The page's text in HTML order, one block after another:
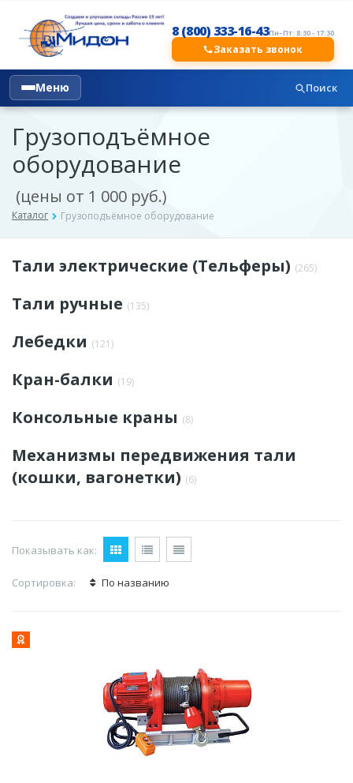
8 (800) 333-16-43Пн–Пт: 8:30 - 17:30
Заказать звонок
Меню Поиск
Грузоподъёмное
оборудование
(цены от 1 000 руб.)
Каталог Грузоподъёмное оборудование
Тали электрические (Тельферы) (265)
Тали ручные (135)
Лебедки (121)
Кран-балки (19)
Консольные краны (8)
Механизмы передвижения тали
(кошки, вагонетки) (6)
Показывать как:
Сортировка: По названию